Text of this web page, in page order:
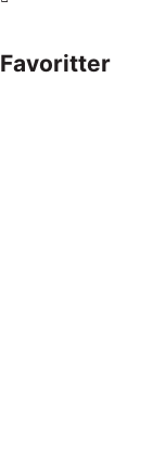
Favoritter